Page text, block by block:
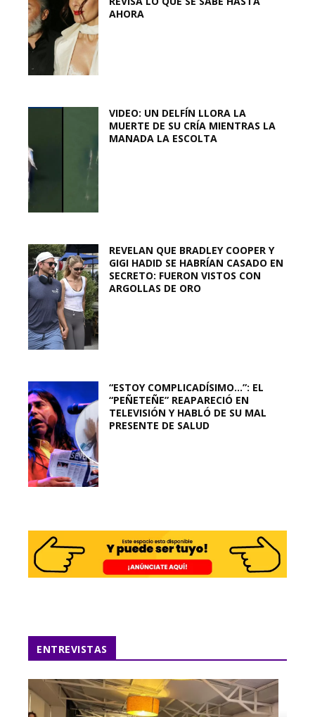
AHORA
VIDEO: UN DELFÍN LLORA LA
MUERTE DE SU CRÍA MIENTRAS LA
MANADA LA ESCOLTA
REVELAN QUE BRADLEY COOPER Y
GIGI HADID SE HABRÍAN CASADO EN
SECRETO: FUERON VISTOS CON
ARGOLLAS DE ORO
“ESTOY COMPLICADÍSIMO…”: EL
“PEÑETEÑE” REAPARECIÓ EN
TELEVISIÓN Y HABLÓ DE SU MAL
PRESENTE DE SALUD
ENTREVISTAS